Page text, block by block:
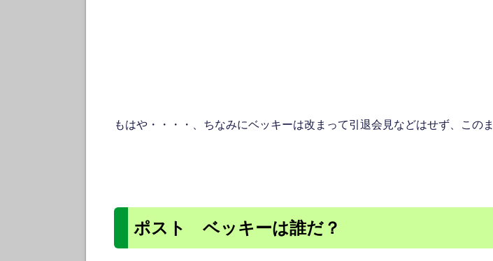
もはや・・・・、ちなみにベッキーは改まって引退会見などはせず、この
ポスト ベッキーは誰だ？